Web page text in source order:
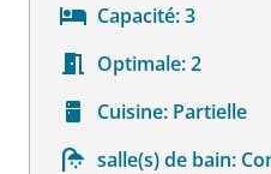
Capacité:3
Optimale:2
Cuisine: Partielle
salle(s) de bain: